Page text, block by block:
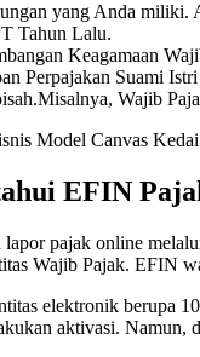
yang Anda miliki.
Tahun Lalu.
Keagamaan
Perpajakan Suami
Wajib
Model Canvas
EFIN
lapor pajak online
Wajib Pajak. EFIN
elektronik berupa
aktivasi. Namun,